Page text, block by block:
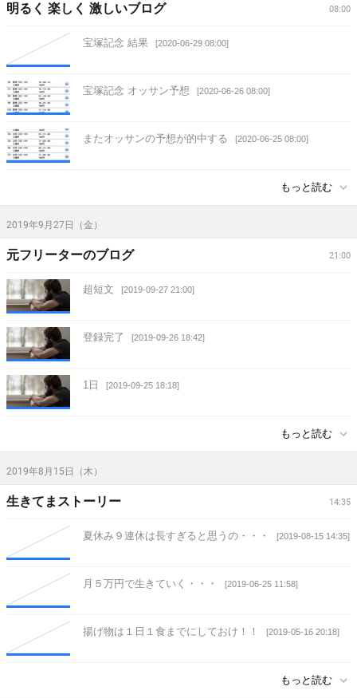
08:00
明るく 楽しく 激しいブログ
宝塚記念 結果 [2020-06-29 08:00]
宝塚記念 オッサン予想 [2020-06-26 08:00]
またオッサンの予想が的中する [2020-06-25 08:00]
もっと読む
2019年9月27日（金）
21:00
元フリーターのブログ
超短文 [2019-09-27 21:00]
登録完了 [2019-09-26 18:42]
1日 [2019-09-25 18:18]
もっと読む
2019年8月15日（木）
14:35
生きてまストーリー
夏休み９連休は長すぎると思うの・・・ [2019-08-15 14:35]
月５万円で生きていく・・・ [2019-06-25 11:58]
揚げ物は１日１食までにしておけ！！ [2019-05-16 20:18]
もっと読む